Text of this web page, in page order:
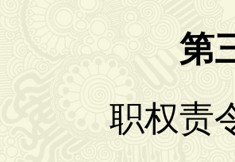
第
职权责